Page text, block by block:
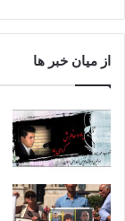
از میان خبر ها